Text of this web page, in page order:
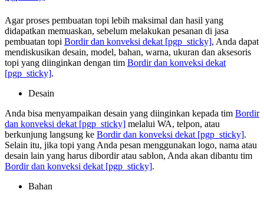
Agar proses pembuatan topi lebih maksimal dan hasil yang
didapatkan memuaskan, sebelum melakukan pesanan di jasa
pembuatan topi Bordir dan konveksi dekat [pgp_sticky], Anda dapat
mendiskusikan desain, model, bahan, warna, ukuran dan aksesoris
topi yang diinginkan dengan tim Bordir dan konveksi dekat
[pgp_sticky].
Desain
Anda bisa menyampaikan desain yang diinginkan kepada tim Bordir
dan konveksi dekat [pgp_sticky] melalui WA, telpon, atau
berkunjung langsung ke Bordir dan konveksi dekat [pgp_sticky].
Selain itu, jika topi yang Anda pesan menggunakan logo, nama atau
desain lain yang harus dibordir atau sablon, Anda akan dibantu tim
Bordir dan konveksi dekat [pgp_sticky].
Bahan